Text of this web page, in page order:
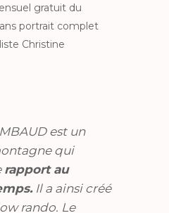
gratuit du
portrait complet
Christine
est un
qui
rapport au
Il a ainsi créé
rando. Le